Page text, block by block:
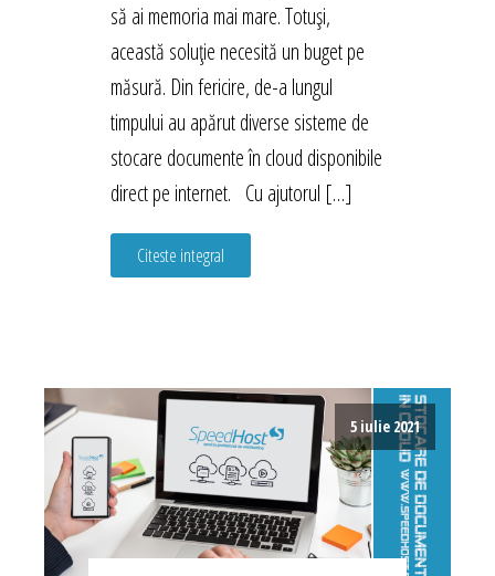
să ai memoria mai mare. Totuși,
această soluție necesită un buget pe
măsură. Din fericire, de-a lungul
timpului au apărut diverse sisteme de
stocare documente în cloud disponibile
direct pe internet. Cu ajutorul […]
Citeste integral
5 iulie 2021